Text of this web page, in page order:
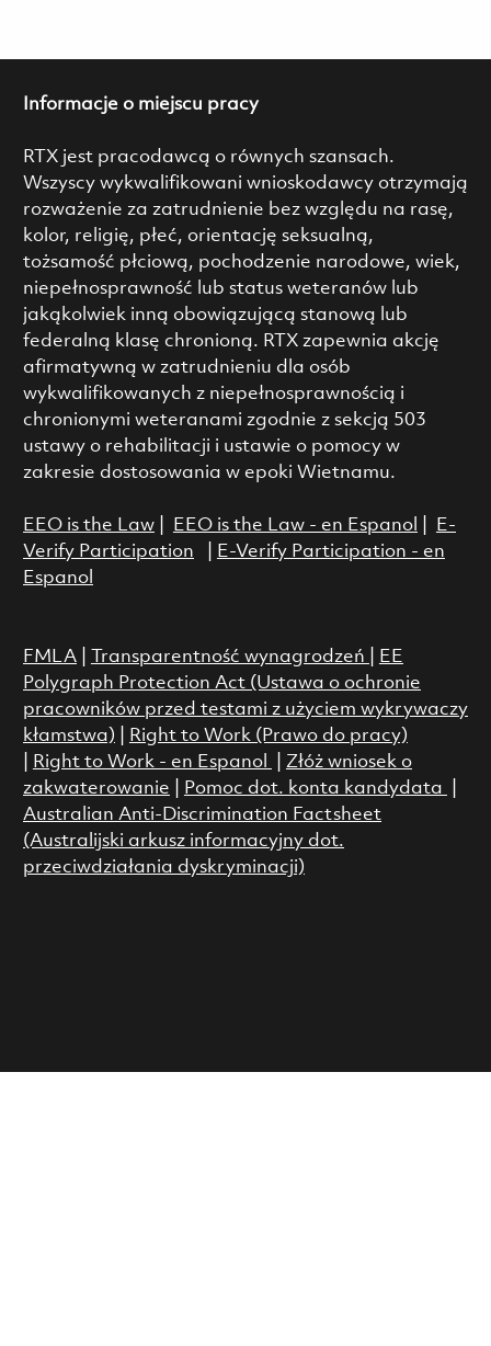
Informacje o miejscu pracy
RTX jest pracodawcą o równych szansach.
Wszyscy wykwalifikowani wnioskodawcy otrzymają
rozważenie za zatrudnienie bez względu na rasę,
kolor, religię, płeć, orientację seksualną,
tożsamość płciową, pochodzenie narodowe, wiek,
niepełnosprawność lub status weteranów lub
jakąkolwiek inną obowiązującą stanową lub
federalną klasę chronioną. RTX zapewnia akcję
afirmatywną w zatrudnieniu dla osób
wykwalifikowanych z niepełnosprawnością i
chronionymi weteranami zgodnie z sekcją 503
ustawy o rehabilitacji i ustawie o pomocy w
zakresie dostosowania w epoki Wietnamu.
EEO is the Law| EEO is the Law - en Espanol
E-
Verify Participation
E-Verify Participation - en
Espanol
FMLA| Transparentność wynagrodzeń
EE
Polygraph Protection Act (Ustawa o ochronie
pracowników przed testami z użyciem wykrywaczy
kłamstwa)
Right to Work (Prawo do pracy)
Right to Work - en Espanol
Złóż wniosek o
zakwaterowanie
Pomoc dot. konta kandydata
Australian Anti-Discrimination Factsheet
(Australijski arkusz informacyjny dot.
przeciwdziałania dyskryminacji)